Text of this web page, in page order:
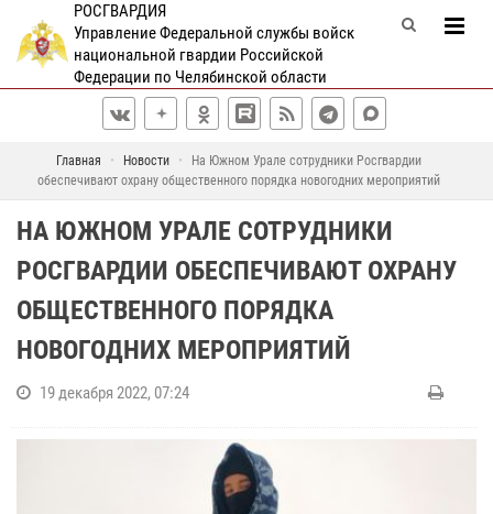
РОСГВАРДИЯ
Управление Федеральной службы войск
национальной гвардии Российской
Федерации по Челябинской области
Главная Новости
На Южном Урале сотрудники Росгвардии
обеспечивают охрану общественного порядка новогодних мероприятий
НА ЮЖНОМ УРАЛЕ СОТРУДНИКИ
РОСГВАРДИИ ОБЕСПЕЧИВАЮТ ОХРАНУ
ОБЩЕСТВЕННОГО ПОРЯДКА
НОВОГОДНИХ МЕРОПРИЯТИЙ
19 декабря 2022, 07:24